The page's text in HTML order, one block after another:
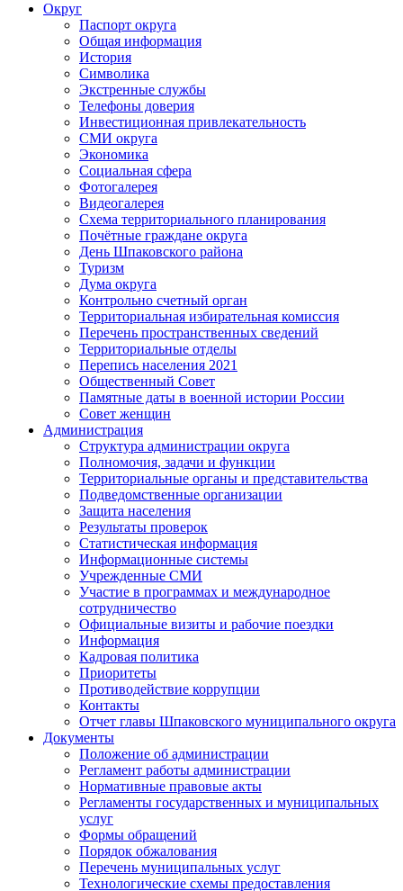
Округ
Паспорт округа
Общая информация
История
Символика
Экстренные службы
Телефоны доверия
Инвестиционная привлекательность
СМИ округа
Экономика
Социальная сфера
Фотогалерея
Видеогалерея
Схема территориального планирования
Почётные граждане округа
День Шпаковского района
Туризм
Дума округа
Контрольно счетный орган
Территориальная избирательная комиссия
Перечень пространственных сведений
Территориальные отделы
Перепись населения 2021
Общественный Совет
Памятные даты в военной истории России
Совет женщин
Администрация
Структура администрации округа
Полномочия, задачи и функции
Территориальные органы и представительства
Подведомственные организации
Защита населения
Результаты проверок
Статистическая информация
Информационные системы
Учрежденные СМИ
Участие в программах и международное
сотрудничество
Официальные визиты и рабочие поездки
Информация
Кадровая политика
Приоритеты
Противодействие коррупции
Контакты
Отчет главы Шпаковского муниципального округа
Документы
Положение об администрации
Регламент работы администрации
Нормативные правовые акты
Регламенты государственных и муниципальных
услуг
Формы обращений
Порядок обжалования
Перечень муниципальных услуг
Технологические схемы предоставления